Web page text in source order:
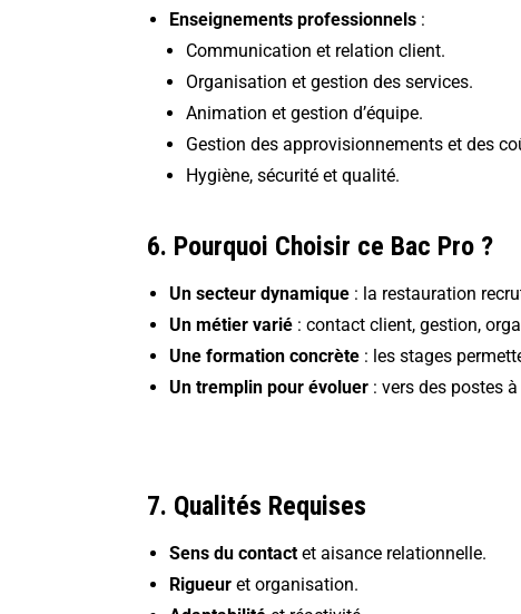
Enseignements professionnels :
Communication et relation client.
Organisation et gestion des services.
Animation et gestion d’équipe.
Gestion des approvisionnements et des
Hygiène, sécurité et qualité.
6. Pourquoi Choisir ce Bac Pro ?
Un secteur dynamique : la restauration
Un métier varié : contact client, gestion,
Une formation concrète : les stages
Un tremplin pour évoluer : vers des postes
7. Qualités Requises
Sens du contact et aisance relationnelle.
Rigueur et organisation.